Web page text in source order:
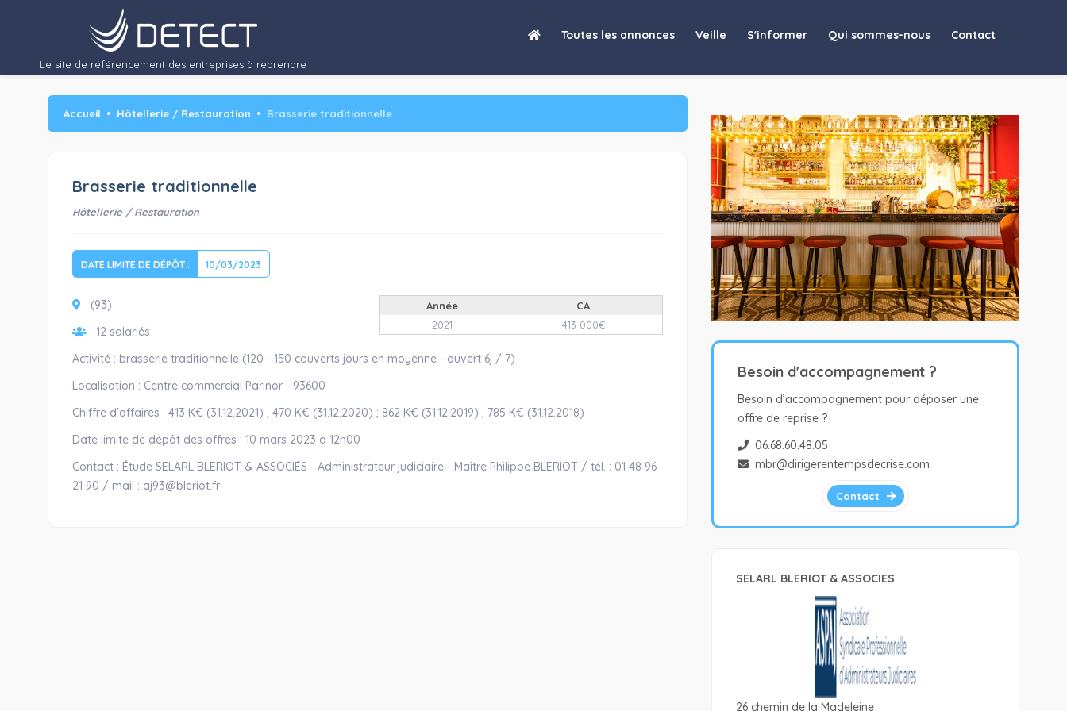
Le site de référencement des entreprises à reprendre
Toutes les annonces Veille S'informer Qui sommes-nous Contact
Accueil Hôtellerie / Restauration Brasserie traditionnelle
Brasserie traditionnelle
Hôtellerie / Restauration
DATE LIMITE DE DÉPÔT : 10/03/2023
(93)
12 salariés
Année
CA
2021
413 000€
Activité : brasserie traditionnelle (120 - 150 couverts jours en moyenne - ouvert 6j / 7)
Localisation : Centre commercial Parinor - 93600
Chiffre d'affaires : 413 K€ (31.12.2021) ; 470 K€ (31.12.2020) ; 862 K€ (31.12.2019) ; 785 K€ (31.12.2018)
Date limite de dépôt des offres : 10 mars 2023 à 12h00
Contact : Étude SELARL BLERIOT & ASSOCIÉS - Administrateur judiciaire - Maître Philippe BLERIOT / tél. : 01 48 96
21 90 / mail : aj93@bleriot.fr
Besoin d'accompagnement ?
Besoin d’accompagnement pour déposer une
offre de reprise ?
06.68.60.48.05
mbr@dirigerentempsdecrise.com
Contact
SELARL BLERIOT & ASSOCIES
26 chemin de la Madeleine